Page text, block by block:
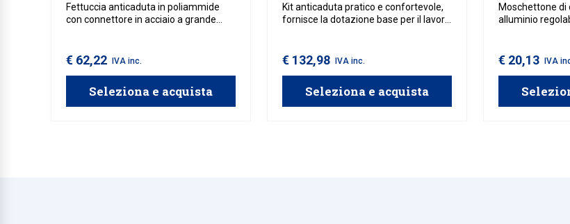
Fettuccia anticaduta in poliammide
con connettore in acciaio a grande
€ 62,22 IVA inc.
Seleziona e acquista
Kit anticaduta pratico e confortevole,
fornisce la dotazione base per il lavoro
€ 132,98 IVA inc.
Seleziona e acquista
Moschettone di
alluminio
di un
verificare i
€ 20,13 IVA